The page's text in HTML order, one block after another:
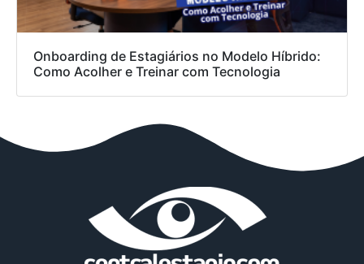
Onboarding de Estagiários no Modelo Híbrido:
Como Acolher e Treinar com Tecnologia